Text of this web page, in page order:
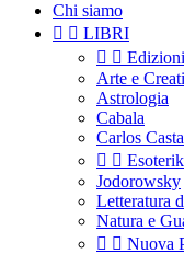
Chi siamo
  LIBRI
 
Arte e
Astrologia
Cabala
Carlos
 
Jodorowsky
Letteratura
Natura e
  Nuova